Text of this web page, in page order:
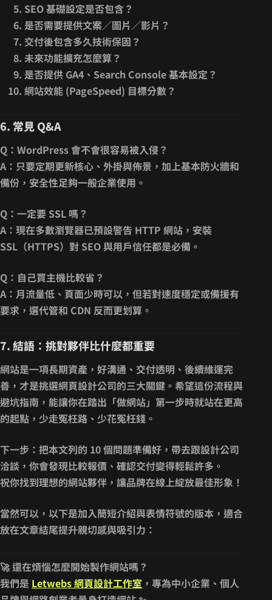
SEO 基礎設定是否包含？
是否需要提供文案／圖片／影片？
交付後包含多久技術保固？
未來功能擴充怎麼算？
是否提供 GA4、Search Console基本設定？
網站效能 (PageSpeed) 目標分數？
6. 常見 Q&A
Q：WordPress 會不會很容易被入侵？
A：只要定期更新核心、外掛與佈景，加上基本防火牆和
備份，安全性足夠一般企業使用。
Q：一定要 SSL 嗎？
A：現在多數瀏覽器已預設警告 HTTP 網站，安裝
SSL（HTTPS）對 SEO 與用戶信任都是必備。
Q：自己買主機比較省？
A：月流量低、頁面少時可以，但若對速度穩定或備援有
要求，選代管和 CDN 反而更划算。
7. 結語：挑對夥伴比什麼都重要
網站是一項長期資產， 好溝通、交付透明、後續維運完
善 ，才是挑選網頁設計公司的三大關鍵。希望這份流程與
避坑指南，能讓你在踏出「做網站」第一步時就站在更高
的起點，少走冤枉路、少花冤枉錢。
下一步 ：把本文列的 10 個問題準備好，帶去跟設計公司
洽談，你會發現比較報價、確認交付變得輕鬆許多。
祝你找到理想的網站夥伴，讓品牌在線上綻放最佳形象！
當然可以，以下是加入簡短介紹與表情符號的版本，適合
放在文章結尾提升親切感與吸引力：
🚀還在煩惱怎麼開始製作網站嗎？
我們是 Letwebs 網頁設計工作室 ，專為中小企業、個人